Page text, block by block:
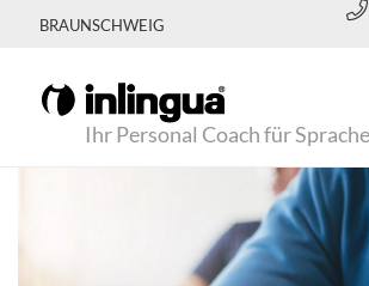
BRAUNSCHWEIG
Ihr Personal Coach für